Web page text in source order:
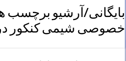
بایگانی/آرشیو برچسب
خصوصی شیمی کنکور در